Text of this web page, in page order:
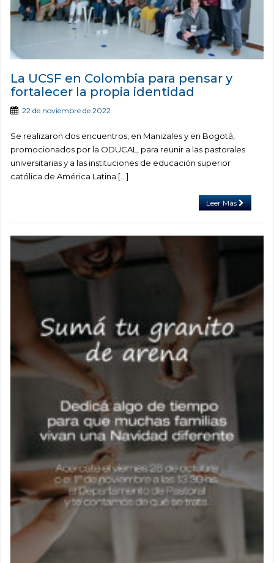
La UCSF en Colombia para pensar y
fortalecer la propia identidad
22 de noviembre de 2022
Se realizaron dos encuentros, en Manizales y en Bogotá,
promocionados por la ODUCAL, para reunir a las pastorales
universitarias y a las instituciones de educación superior
católica de América Latina […]
Leer Más